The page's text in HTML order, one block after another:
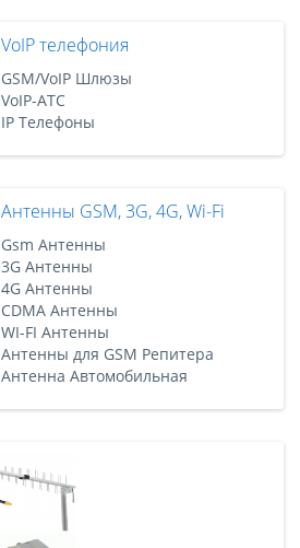
VoIP телефония
GSM/VoIP Шлюзы
VoIP-АТС
IP Телефоны
Антенны GSM, 3G, 4G, Wi-Fi
Gsm Антенны
3G Антенны
4G Антенны
CDMA Антенны
WI-FI Антенны
Антенны для GSM Репитера
Антенна Автомобильная